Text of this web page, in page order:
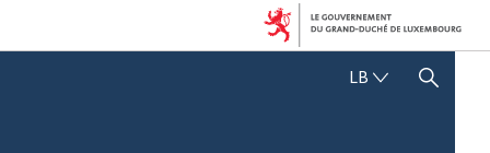
LB SHOW HIDE SEARCH